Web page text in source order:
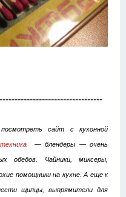
сайт с кухонной
— блендеры — очень
обедов. Чайники, миксеры,
помощники на кухне. А еще к
щипцы, выпрямители для